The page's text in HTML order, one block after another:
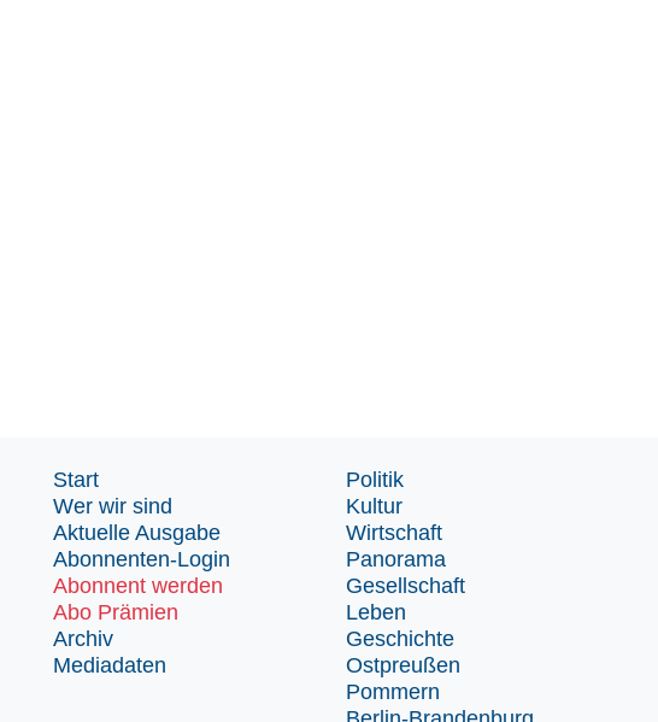
Start
Wer wir sind
Aktuelle Ausgabe
Abonnenten-Login
Abonnent werden
Abo Prämien
Archiv
Mediadaten
Politik
Kultur
Wirtschaft
Panorama
Gesellschaft
Leben
Geschichte
Ostpreußen
Pommern